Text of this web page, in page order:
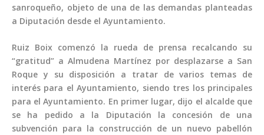
sanroqueño, objeto de una de las demandas planteadas
a Diputación desde el Ayuntamiento.
Ruiz Boix comenzó la rueda de prensa recalcando su
“gratitud” a Almudena Martínez por desplazarse a San
Roque y su disposición a tratar de varios temas de
interés para el Ayuntamiento, siendo tres los principales
para el Ayuntamiento. En primer lugar, dijo el alcalde que
se ha pedido a la Diputación la concesión de una
subvención para la construcción de un nuevo pabellón